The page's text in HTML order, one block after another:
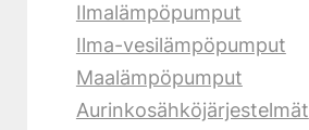
Ilmalämpöpumput
Ilma-vesilämpöpumput
Maalämpöpumput
Aurinkosähköjärjestelmät